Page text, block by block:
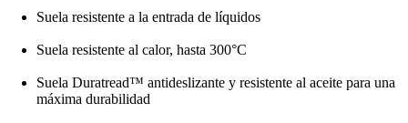
Suela resistente a la entrada de líquidos
Suela resistente al calor, hasta 300°C
Suela Duratread™ antideslizante y resistente al aceite para una
máxima durabilidad